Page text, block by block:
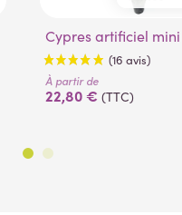
55 cm
93 cm
125 cm
Cypres artificiel
À partir de
22,80 € (TTC)